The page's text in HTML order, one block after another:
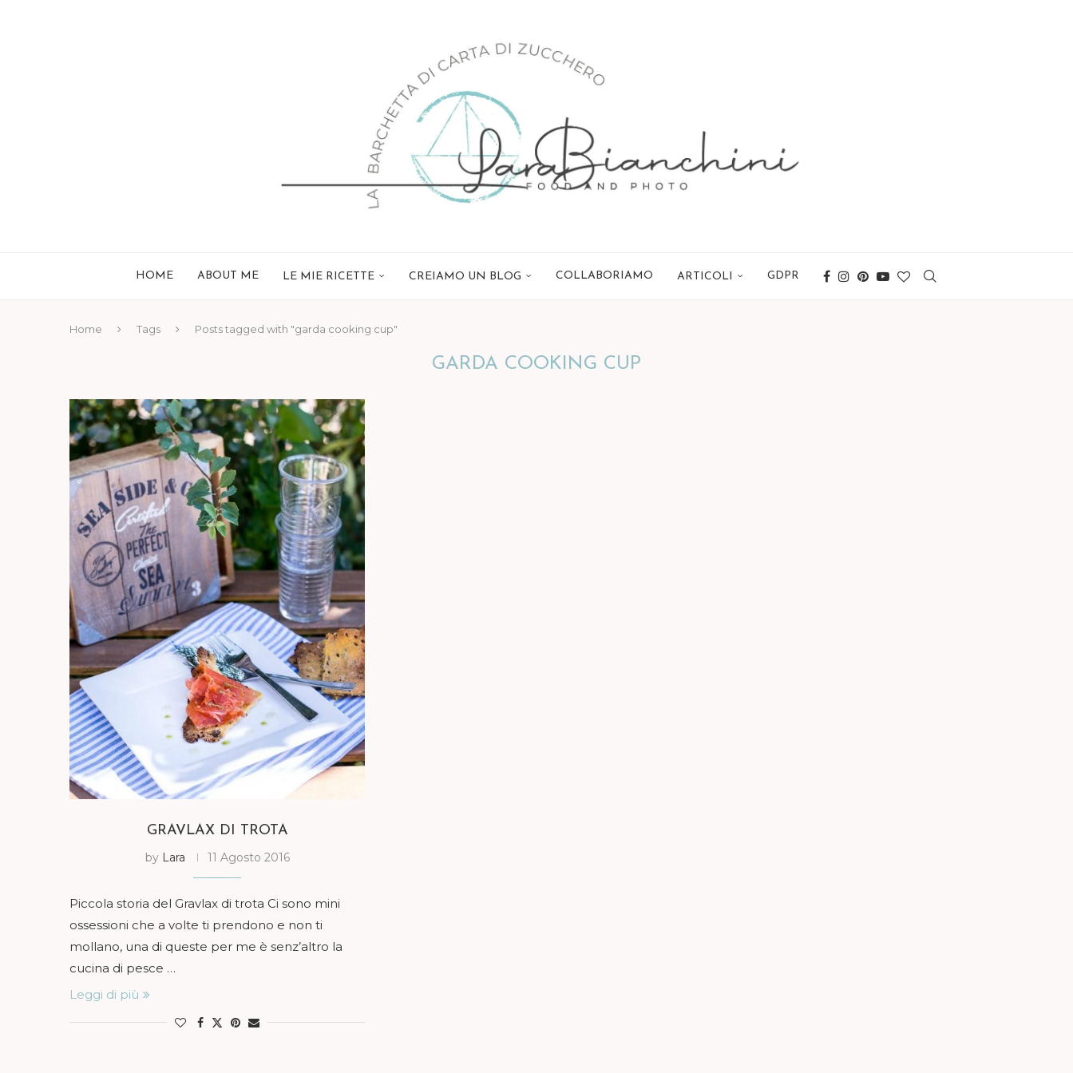
HOME ABOUT ME LE MIE RICETTE CREIAMO UN BLOG COLLABORIAMO ARTICOLI GDPR
Home Tags Posts tagged with "garda cooking cup"
GARDA COOKING CUP
GRAVLAX DI TROTA
by Lara 11 Agosto 2016
Piccola storia del Gravlax di trota Ci sono mini
ossessioni che a volte ti prendono e non ti
mollano, una di queste per me è senz’altro la
cucina di pesce …
Leggi di più